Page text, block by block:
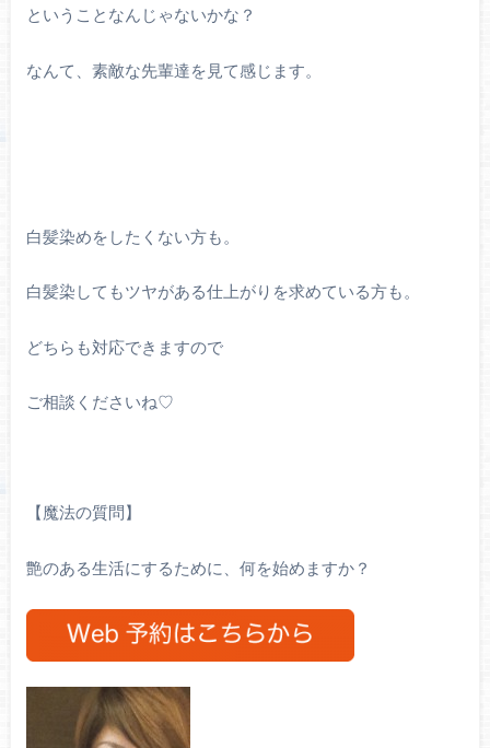
ということなんじゃないかな？
なんて、素敵な先輩達を見て感じます。
白髪染めをしたくない方も。
白髪染してもツヤがある仕上がりを求めている方も。
どちらも対応できますので
ご相談くださいね♡
【魔法の質問】
艶のある生活にするために、何を始めますか？